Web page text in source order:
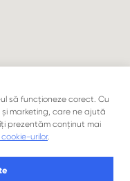
să funcționeze corect. Cu
marketing, care ne ajută
prezentăm conținut mai
urilor.